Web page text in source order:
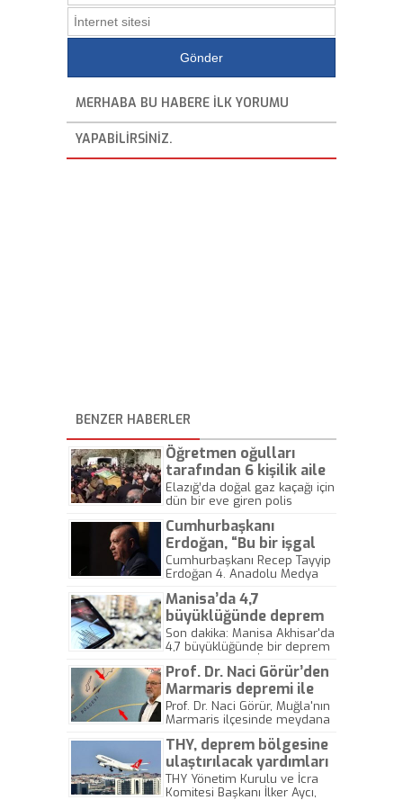
MERHABA BU HABERE ILK YORUMU
YAPABILIRSINIZ.
BENZER HABERLER
Öğretmen oğulları
tarafından 6 kişilik aile
katledildi
Elazığ’da doğal gaz kaçağı için
dün bir eve giren polis
silahla vurulmuş halde buldu.
Cinnet geçiren öğretmenin
ailesini katlettiği daha sonra
da intihar ettiği ortaya çıktı.
Hayatlarını kaybeden 6 kişilik
ailenin cansız bedenleri son
kez cenaze namazında bir
arada görüntülendi. Öte
yandan korkunç olayın
detayları da ortaya çıktı.
Cumhurbaşkanı
Erdoğan, “Bu bir işgal
projesidir. Yarın asıl
konuşmamı yapacağım”
Cumhurbaşkanı Recep Tayyip
Erdoğan 4. Anadolu Medya
Erdoğan, "'Yüzyılın anlaşması'
diyorlar. Ne anlaşması ya! Bu
bir işgal projesidir. Yarın asıl
konuşmamı yapacağım." dedi.
Manisa’da 4,7
büyüklüğünde deprem
oldu
Son dakika: Manisa Akhisar'da
4,7 büyüklüğünde bir deprem
meydana geldi. İzmir'de de
hissedilen depremde ilk
belirlemelere göre herhangi
bir yaralanma ve mal kaybı
yaşanmadı. Gün içinde
Manisa'nın Kırkağaç ilçesinde
saat 14.26'da 5.1, saat 17.53'te
4.1 büyüklüğünde iki deprem
daha meydana gelmişti.
Prof. Dr. Naci Görür’den
Marmaris depremi ile
ilgili açıklama: Sarı faya
dikkat!
Prof. Dr. Naci Görür, Muğla'nın
Marmaris ilçesinde meydana
depreme ilişkin Twitter
hesabından yaptığı
açıklamada, "Marmariste olan
deprem Marmaris açıklarında
ve denizde olduysa buradaki
THY, deprem bölgesine
ulaştırılacak yardımları
ücretsiz taşıyor
THY Yönetim Kurulu ve İcra
Komitesi Başkanı İlker Aycı,